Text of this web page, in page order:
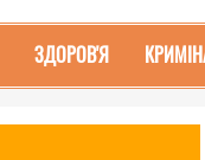
ЗДОРОВ'Я